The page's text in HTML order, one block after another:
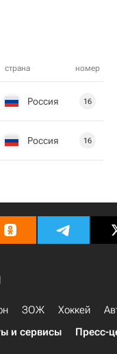
страна номер
Россия 16
Россия 16
ЗОЖ Хоккей
и сервисы Пресс-